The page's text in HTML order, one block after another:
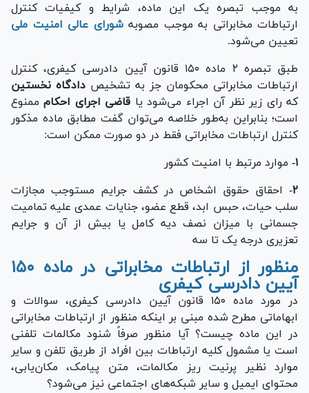
به موجب تبصره یک این ماده، شرایط و کیفیات کنترل
ارتباطات مخابراتی به موجب مصوبهشورای عالی امنیت ملی
تعیین می‌شود.
طبق تبصره ۲ ماده ۱۵۰ قانون آیین دادرسی کیفری، کنترل
ارتباطات مخابراتی محکومان جز به تشخیص دادگاه نخستین
که رای زیر نظر آن اجراء می‌شود یا قاضی اجرای احکام ممنوع
است؛ بنابراین به‌طور خلاصه می‌توان گفت مطابق ماده مذکور
کنترل ارتباطات مخابراتی فقط در دو صورت ممکن است:
۱- موارد مرتبط با امنیت کشور
۲- احقاق حقوق اشخاص در کشف جرایم مستوجب مجازات
سلب حیات، حبس ابد، قطع عضو، جنایات عمدی علیه تمامیت
جسمانی با میزان نصف دیه کامل یا بیش از آن و جرایم
تعزیری درجه یک تا سه
منظور از ارتباطات مخابراتی در ماده ۱۵۰
آیین دادرسی کیفری
در مورد ماده ۱۵۰ قانون آیین دادرسی کیفری، سوالات و
ابهاماتی مطرح شده مبنی بر اینکه منظور از ارتباطات مخابراتی
در این ماده چیست؟ آیا منظور صرفاً شنود مکالمات تلفنی
است یا مشمول کلیه ارتباطات بین افراد از طریق تلفن و سایر
موارد نظیر پرنیت ریز مکالمات، متن پیامک، مکان‌یابی،
محتوای ایمیل و سایر شبکه‌های اجتماعی نیز می‌شود؟